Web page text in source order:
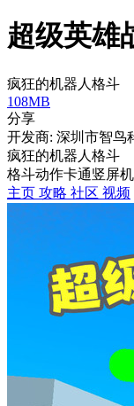
超级英雄
疯狂的机器人格斗
108MB
分享
开发商: 深圳市智鸟
疯狂的机器人格斗
格斗动作卡通竖屏
主页 攻略 社区 视频